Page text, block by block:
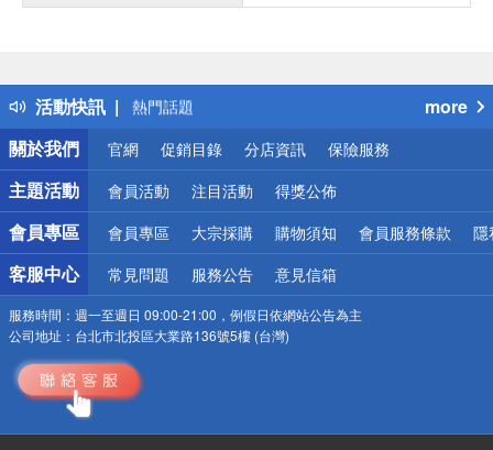
活動快訊
得獎公告
熱門話題
銀行優惠
偏遠地區配送
詐騙網頁！請小心！
more
關於我們
官網 促銷目錄 分店資訊 保險服務
主題活動 會員活動 注目活動 得獎公佈
會員專區 會員專區 大宗採購 購物須知 會員服務條款 隱
客服中心 常見問題 服務公告 意見信箱
服務時間： 週一至週日 09:00-21:00，例假日依網站公告為主
公司地址： 台北市北投區大業路136號5樓 (台灣)